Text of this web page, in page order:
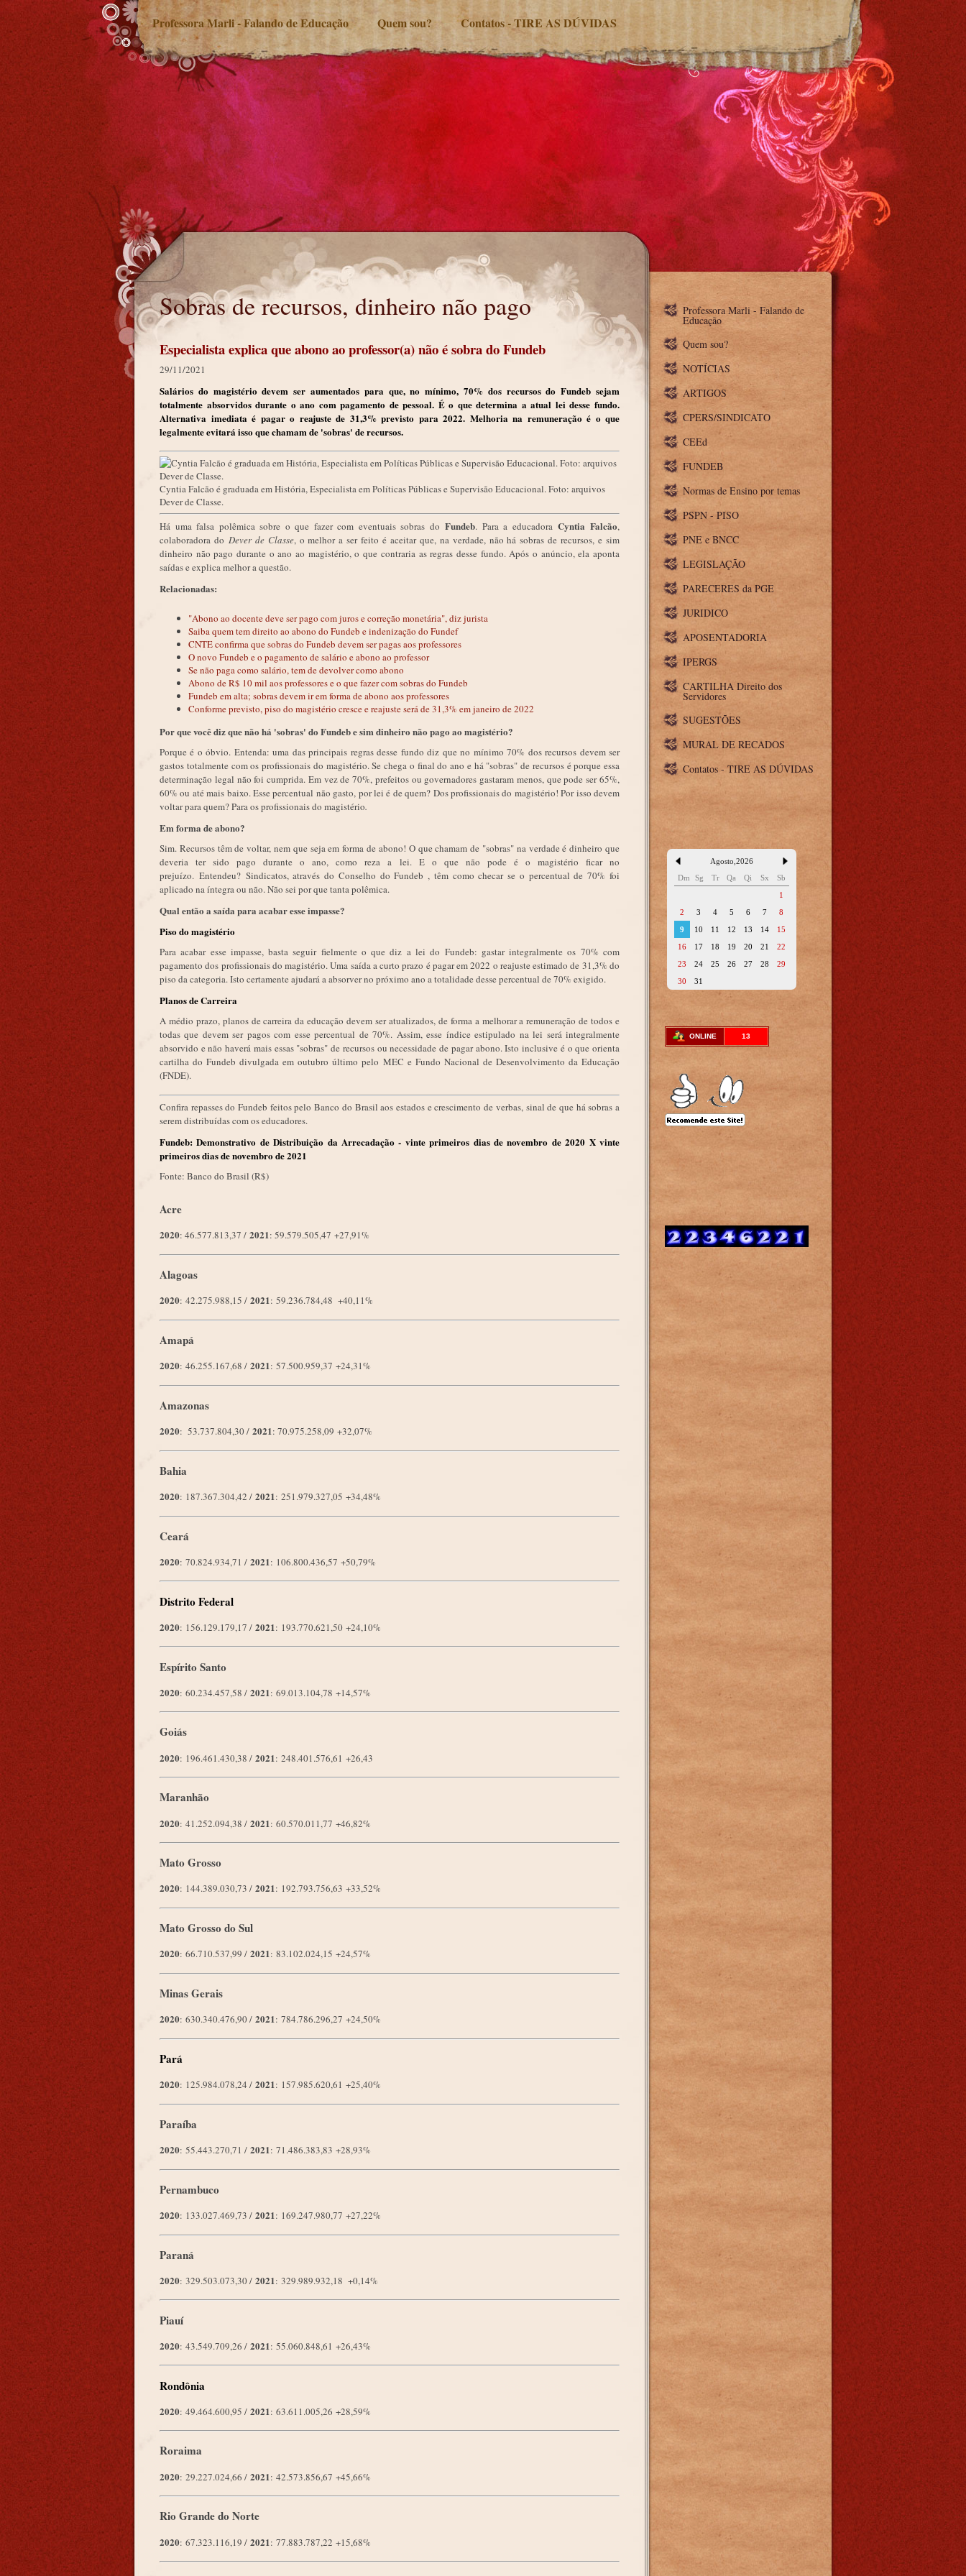
Professora Marli - Falando de Educação Quem sou? Contatos - TIRE AS DÚVIDAS
Sobras de recursos, dinheiro não pago
Sobras de recursos, dinheiro não pago
Especialista explica que abono ao professor(a) não é sobra do Fundeb
29/11/2021
Salários do magistério devem ser aumentados para que, no mínimo, 70% dos recursos do Fundeb sejam
totalmente absorvidos durante o ano com pagamento de pessoal. É o que determina a atual lei desse fundo.
Alternativa imediata é pagar o reajuste de 31,3% previsto para 2022. Melhoria na remuneração é o que
legalmente evitará isso que chamam de 'sobras' de recursos.
Cyntia Falcão é graduada em História, Especialista em Políticas Públicas e Supervisão Educacional. Foto: arquivos
Dever de Classe.
Há uma falsa polêmica sobre o que fazer com eventuais sobras doFundeb. Para a educadoraCyntia Falcão,
colaboradora do Dever de Classe, o melhor a ser feito é aceitar que, na verdade, não há sobras de recursos, e sim
dinheiro não pago durante o ano ao magistério, o que contraria as regras desse fundo. Após o anúncio, ela aponta
saídas e explica melhor a questão.
Relacionadas:
"Abono ao docente deve ser pago com juros e correção monetária", diz jurista
Saiba quem tem direito ao abono do Fundeb e indenização do Fundef
CNTE confirma que sobras do Fundeb devem ser pagas aos professores
O novo Fundeb e o pagamento de salário e abono ao professor
Se não paga como salário, tem de devolver como abono
Abono de R$ 10 mil aos professores e o que fazer com sobras do Fundeb
Fundeb em alta; sobras devem ir em forma de abono aos professores
Conforme previsto, piso do magistério cresce e reajuste será de 31,3% em janeiro de 2022
Por que você diz que não há 'sobras' do Fundeb e sim dinheiro não pago ao magistério?
Porque é o óbvio. Entenda: uma das principais regras desse fundo diz que no mínimo 70% dos recursos devem ser
gastos totalmente com os profissionais do magistério. Se chega o final do ano e há "sobras" de recursos é porque essa
determinação legal não foi cumprida. Em vez de 70%, prefeitos ou governadores gastaram menos, que pode ser 65%,
60% ou até mais baixo. Esse percentual não gasto, por lei é de quem? Dos profissionais do magistério! Por isso devem
voltar para quem? Para os profissionais do magistério.
Em forma de abono?
Sim. Recursos têm de voltar, nem que seja em forma de abono! O que chamam de "sobras" na verdade é dinheiro que
deveria ter sido pago durante o ano, como reza a lei. E o que não pode é o magistério ficar no
prejuízo. Entendeu? Sindicatos, através do Conselho do Fundeb , têm como checar se o percentual de 70% foi
aplicado na íntegra ou não. Não sei por que tanta polêmica.
Qual então a saída para acabar esse impasse?
Piso do magistério
Para acabar esse impasse, basta seguir fielmente o que diz a lei do Fundeb: gastar integralmente os 70% com
pagamento dos profissionais do magistério. Uma saída a curto prazo é pagar em 2022 o reajuste estimado de 31,3% do
piso da categoria. Isto certamente ajudará a absorver no próximo ano a totalidade desse percentual de 70% exigido.
Planos de Carreira
A médio prazo, planos de carreira da educação devem ser atualizados, de forma a melhorar a remuneração de todos e
todas que devem ser pagos com esse percentual de 70%. Assim, esse índice estipulado na lei será integralmente
absorvido e não haverá mais essas "sobras" de recursos ou necessidade de pagar abono. Isto inclusive é o que orienta
cartilha do Fundeb divulgada em outubro último pelo MEC e Fundo Nacional de Desenvolvimento da Educação
(FNDE).
Confira repasses do Fundeb feitos pelo Banco do Brasil aos estados e crescimento de verbas, sinal de que há sobras a
serem distribuídas com os educadores.
Fundeb: Demonstrativo de Distribuição da Arrecadação - vinte primeiros dias de novembro de 2020 X vinte
primeiros dias de novembro de 2021
Fonte: Banco do Brasil (R$)
Acre
2020: 46.577.813,37 / 2021: 59.579.505,47 +27,91%
Alagoas
2020: 42.275.988,15 / 2021: 59.236.784,48 +40,11%
Amapá
2020: 46.255.167,68 / 2021: 57.500.959,37 +24,31%
Amazonas
2020: 53.737.804,30 / 2021: 70.975.258,09 +32,07%
Bahia
2020: 187.367.304,42 / 2021: 251.979.327,05 +34,48%
Ceará
2020: 70.824.934,71 / 2021: 106.800.436,57 +50,79%
Distrito Federal
2020: 156.129.179,17 / 2021: 193.770.621,50 +24,10%
Espírito Santo
2020: 60.234.457,58 / 2021: 69.013.104,78 +14,57%
Goiás
2020: 196.461.430,38 / 2021: 248.401.576,61 +26,43
Maranhão
2020: 41.252.094,38 / 2021: 60.570.011,77 +46,82%
Mato Grosso
2020: 144.389.030,73 / 2021: 192.793.756,63 +33,52%
Mato Grosso do Sul
2020: 66.710.537,99 / 2021: 83.102.024,15 +24,57%
Minas Gerais
2020: 630.340.476,90 / 2021: 784.786.296,27 +24,50%
Pará
2020: 125.984.078,24 / 2021: 157.985.620,61 +25,40%
Paraíba
2020: 55.443.270,71 / 2021: 71.486.383,83 +28,93%
Pernambuco
2020: 133.027.469,73 / 2021: 169.247.980,77 +27,22%
Paraná
2020: 329.503.073,30 / 2021: 329.989.932,18 +0,14%
Piauí
2020: 43.549.709,26 / 2021: 55.060.848,61 +26,43%
Rondônia
2020: 49.464.600,95 / 2021: 63.611.005,26 +28,59%
Roraima
2020: 29.227.024,66 / 2021: 42.573.856,67 +45,66%
Rio Grande do Norte
2020: 67.323.116,19 / 2021: 77.883.787,22 +15,68%
Professora Marli - Falando de
Educação
Quem sou?
NOTÍCIAS
ARTIGOS
CPERS/SINDICATO
CEEd
FUNDEB
Normas de Ensino por temas
PSPN - PISO
PNE e BNCC
LEGISLAÇÃO
PARECERES da PGE
JURIDICO
APOSENTADORIA
IPERGS
CARTILHA Direito dos
Servidores
SUGESTÕES
MURAL DE RECADOS
Contatos - TIRE AS DÚVIDAS
Agosto 2026
Dm
Sg Tr Qa Qi Sx
Sb
1
2
3 4 5 6 7
8
9
10 11 12 13 14
15
16
17 18 19 20 21
22
23
24 25 26 27 28
29
30
31
ONLINE 13